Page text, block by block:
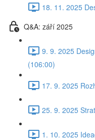
18. 11. 2025
Q&A: září 2025
9. 9. 2025
(106:00)
17. 9. 2025
25. 9. 2025
1. 10. 2025